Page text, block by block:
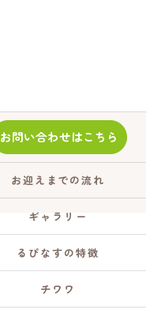
お問い合わせはこちら
お迎えまでの流れ
ギャラリー
るぴなすの特徴
チワワ